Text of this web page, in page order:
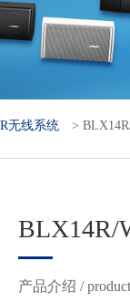
无线系统 >
BLX14R/
产品介绍 /